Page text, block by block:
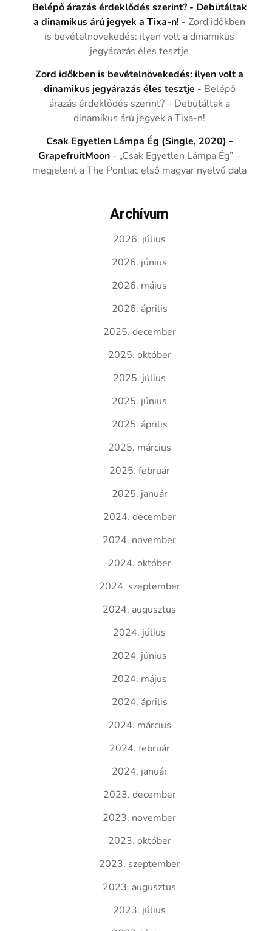
Belépő árazás érdeklődés szerint? - Debütáltak
a dinamikus árú jegyek a Tixa-n! -Zord időkben
is bevételnövekedés: ilyen volt a dinamikus
jegyárazás éles tesztje
Zord időkben is bevételnövekedés: ilyen volt a
dinamikus jegyárazás éles tesztje - Belépő
árazás érdeklődés szerint? – Debütáltak a
dinamikus árú jegyek a Tixa-n!
Csak Egyetlen Lámpa Ég (Single, 2020) -
GrapefruitMoon - „Csak Egyetlen Lámpa Ég” –
megjelent a The Pontiac első magyar nyelvű dala
Archívum
2026. július
2026. június
2026. május
2026. április
2025. december
2025. október
2025. július
2025. június
2025. április
2025. március
2025. február
2025. január
2024. december
2024. november
2024. október
2024. szeptember
2024. augusztus
2024. július
2024. június
2024. május
2024. április
2024. március
2024. február
2024. január
2023. december
2023. november
2023. október
2023. szeptember
2023. augusztus
2023. július